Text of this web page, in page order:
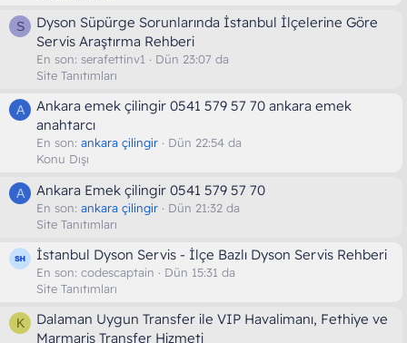
S
Dyson Süpürge Sorunlarında İstanbul İlçelerine Göre
Servis Araştırma Rehberi
En son: serafettinv1
Dün 23:07 da
Site Tanıtımları
A
Ankara emek çilingir 0541 579 57 70 ankara emek
anahtarcı
En son: ankara çilingir
Dün 22:54 da
Konu Dışı
A Ankara Emek çilingir 0541 579 57 70
En son: ankara çilingir
Dün 21:32 da
Site Tanıtımları
İstanbul Dyson Servis - İlçe Bazlı Dyson Servis Rehberi
En son: codescaptain
Dün 15:31 da
Site Tanıtımları
K
Dalaman Uygun Transfer ile VIP Havalimanı, Fethiye ve
Marmaris Transfer Hizmeti